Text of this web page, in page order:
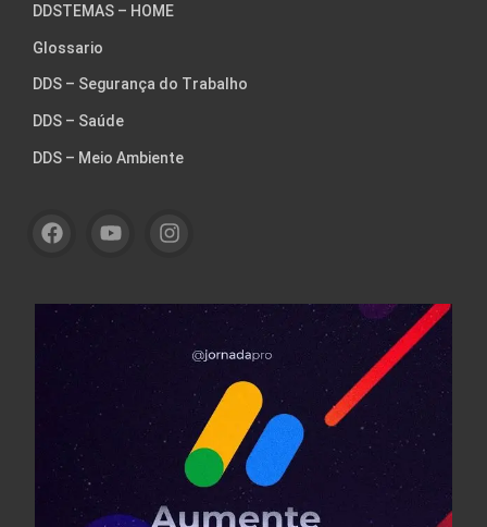
DDSTEMAS – HOME
Glossario
DDS – Segurança do Trabalho
DDS – Saúde
DDS – Meio Ambiente